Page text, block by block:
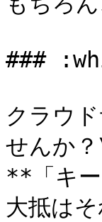
###
クラウ
せんか
**「キ
大抵は